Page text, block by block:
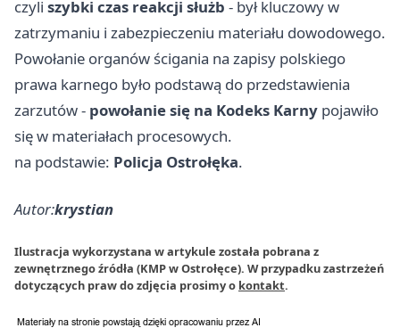
czyli szybki czas reakcji służb - był kluczowy w
zatrzymaniu i zabezpieczeniu materiału dowodowego.
Powołanie organów ścigania na zapisy polskiego
prawa karnego było podstawą do przedstawienia
zarzutów - powołanie się na Kodeks Karny pojawiło
się w materiałach procesowych.
na podstawie: Policja Ostrołęka.
Autor:krystian
Ilustracja wykorzystana w artykule została pobrana z
zewnętrznego źródła (KMP w Ostrołęce). W przypadku zastrzeżeń
dotyczących praw do zdjęcia prosimy o kontakt.